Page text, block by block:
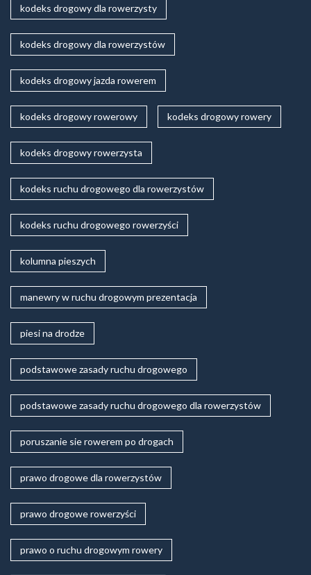
kodeks drogowy dla rowerzysty
kodeks drogowy dla rowerzystów
kodeks drogowy jazda rowerem
kodeks drogowy rowerowy kodeks drogowy rowery
kodeks drogowy rowerzysta
kodeks ruchu drogowego dla rowerzystów
kodeks ruchu drogowego rowerzyści
kolumna pieszych
manewry w ruchu drogowym prezentacja
piesi na drodze
podstawowe zasady ruchu drogowego
podstawowe zasady ruchu drogowego dla rowerzystów
poruszanie sie rowerem po drogach
prawo drogowe dla rowerzystów
prawo drogowe rowerzyści
prawo o ruchu drogowym rowery